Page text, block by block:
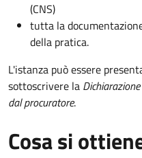
(CNS)
tutta la
della pratica.
L'istanza può essere
sottoscrivere la
dal procuratore.
Cosa si